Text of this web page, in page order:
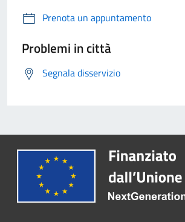
Prenota un appuntamento
Problemi in città
Segnala disservizio